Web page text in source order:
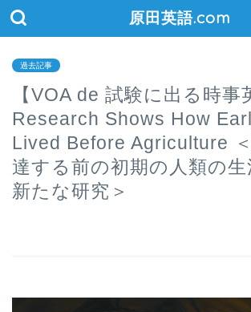
原田英語.com
過去記事
【VOA de 試験に出る時事
Research Shows How
Lived Before Agriculture
達する前の初期の人類の生
新たな研究＞